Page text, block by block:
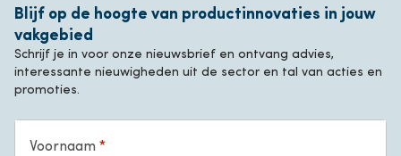
Blijf op de hoogte van productinnovaties in jouw
vakgebied
Schrijf je in voor onze nieuwsbrief en ontvang advies,
interessante nieuwigheden uit de sector en tal van acties en
promoties.
Voornaam